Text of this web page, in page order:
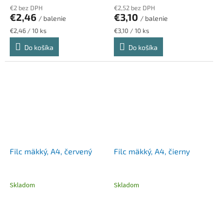
€2 bez DPH
€2,46 / balenie
Jednotková
cena:
€2,46 / 10 ks
Do košíka
€2,52 bez DPH
€3,10 / balenie
Jednotková
cena:
€3,10 / 10 ks
Do košíka
Filc mäkký, A4, červený
Skladom
Filc mäkký, A4, čierny
Skladom